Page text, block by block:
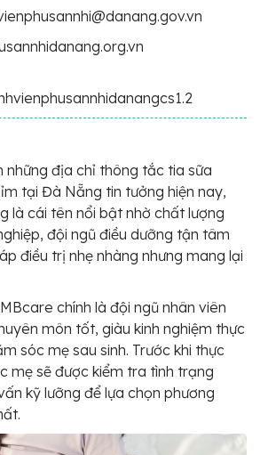
những địa chỉ thông tắc tia sữa
tại Đà Nẵng tin tưởng hiện nay,
là cái tên nổi bật nhờ chất lượng
đội ngũ điều dưỡng tận tâm
điều trị nhẹ nhàng nhưng mang lại
chính là đội ngũ nhân viên
môn tốt, giàu kinh nghiệm thực
sóc mẹ sau sinh. Trước khi thực
mẹ sẽ được kiểm tra tình trạng
kỹ lưỡng để lựa chọn phương